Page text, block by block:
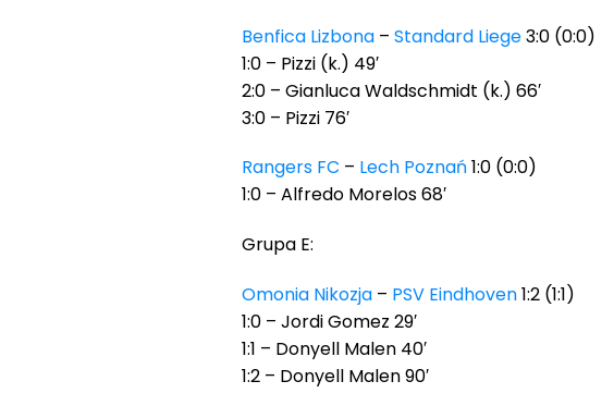
Benfica Lizbona – Standard Liege3:0 (0:0)
1:0 – Pizzi (k.) 49′
2:0 – Gianluca Waldschmidt (k.) 66′
3:0 – Pizzi 76′
Rangers FC – Lech Poznań1:0 (0:0)
1:0 – Alfredo Morelos 68′
Grupa E:
Omonia Nikozja – PSV Eindhoven1:2 (1:1)
1:0 – Jordi Gomez 29′
1:1 – Donyell Malen 40′
1:2 – Donyell Malen 90′